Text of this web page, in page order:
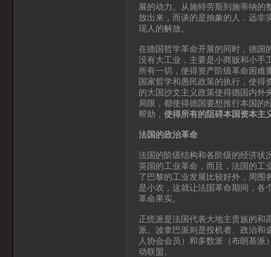
展的动力。从施特劳斯到施蒂纳的
放出来，而谈的是抽象的人，远非
现人的解放。
在德国哲学革命开展的同时，德国
没有大工业，主要是小商贩和小手
所有一切，使得资产阶级革命困难
国家哲学和愚民政策的执行，使得
的大国沙文主义政策使得德国内外
局限，都使得德国要想推行本国的
帮助， 使得所有的阻碍本国资本主
法国的政治革命
法国的阶级结构和各阶级的经济状
英国的工业革命，而且，法国的工
了巴黎的工业发展比较好外，周围
是小农，这就让法国革命期间，各
革命果实。
正统派是法国代表大地主贵族的和
派。波拿巴派则是投机者、政治和
人协会会员）和多数派（布朗基
动联盟。